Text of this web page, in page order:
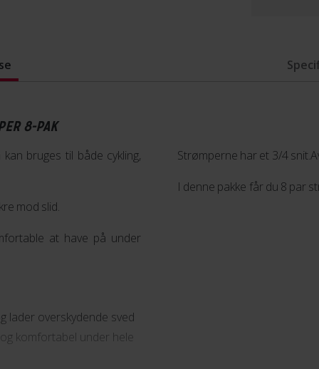
8-PAK
bruges til både cykling,
mod slid.
at have på under
Strømperne har et 3/4
I denne pakke får du 8 par
lader overskydende sved
komfortabel under hele